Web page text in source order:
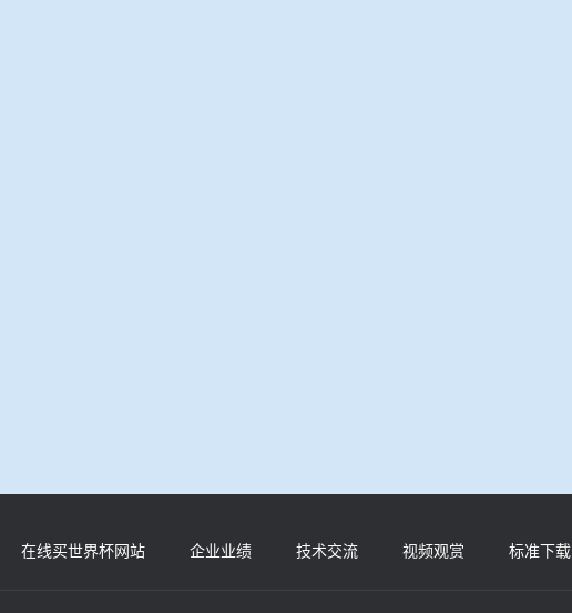
在线买世界杯网站 企业业绩 技术交流 视频观赏 标准下载